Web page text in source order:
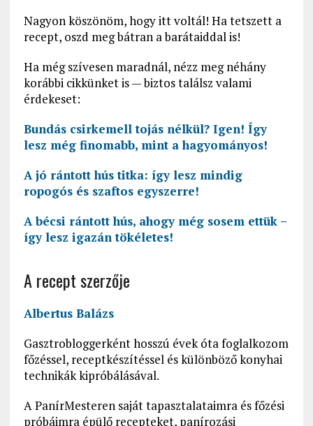
Nagyon köszönöm, hogy itt voltál! Ha tetszett a
recept, oszd meg bátran a barátaiddal is!
Ha még szívesen maradnál, nézz meg néhány
korábbi cikkünket is — biztos találsz valami
érdekeset:
Bundás csirkemell tojás nélkül? Igen! Így
lesz még finomabb, mint a hagyományos!
A jó rántott hús titka: így lesz mindig
ropogós és szaftos egyszerre!
A bécsi rántott hús, ahogy még sosem ettük –
így lesz igazán tökéletes!
A recept szerzője
Albertus Balázs
Gasztrobloggerként hosszú évek óta foglalkozom
főzéssel, receptkészítéssel és különböző konyhai
technikák kipróbálásával.
A PanírMesteren saját tapasztalataimra és főzési
próbáimra épülő recepteket, panírozási